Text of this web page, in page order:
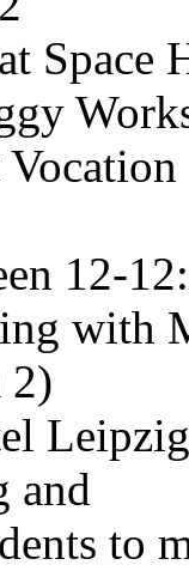
Space
12-
with
2)
and
to